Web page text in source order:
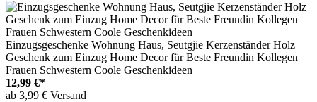
Einzugsgeschenke Wohnung Haus, Seutgjie Kerzenständer Holz
Geschenk zum Einzug Home Decor für Beste Freundin Kollegen
Frauen Schwestern Coole Geschenkideen
12,99 €*
ab 3,99 € Versand